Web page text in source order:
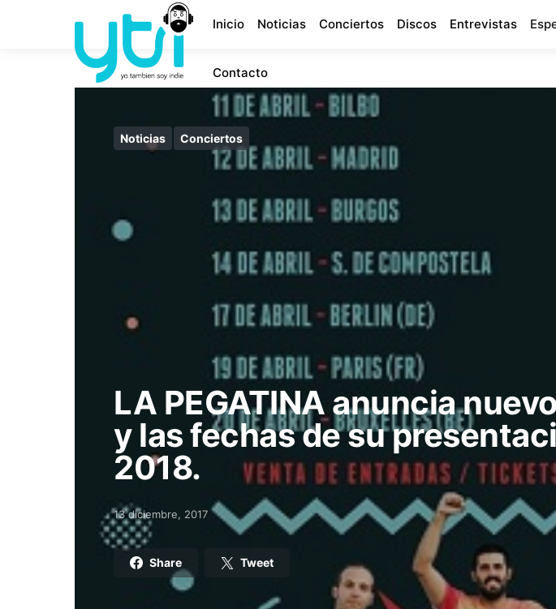
Inicio Noticias Conciertos Discos Entrevistas
Contacto
Noticias Conciertos
LA PEGATINA anuncia
y las fechas de su
2018.
Posted on
13 diciembre, 2017
Share Tweet